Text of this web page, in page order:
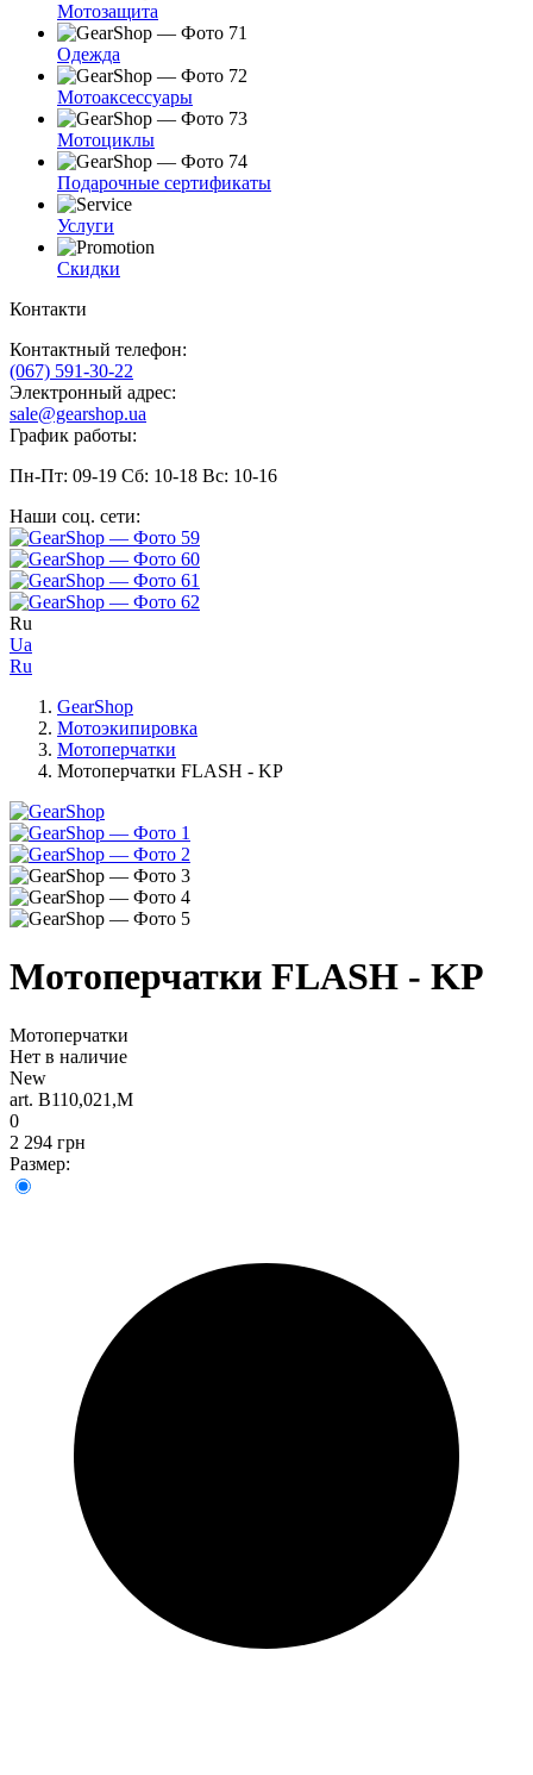
Мотозащита
Одежда
Мотоаксессуары
Мотоциклы
Подарочные сертификаты
Услуги
Скидки
Контакти
Контактный телефон:
(067) 591-30-22
Электронный адрес:
sale@gearshop.ua
График работы:
Пн-Пт: 09-19 Сб: 10-18 Вс: 10-16
Наши соц. сети:
Ru
Ua
Ru
GearShop
Мотоэкипировка
Мотоперчатки
Мотоперчатки FLASH - KP
Мотоперчатки FLASH - KP
Мотоперчатки
Нет в наличие
New
art. B110,021,M
0
2 294 грн
Размер: